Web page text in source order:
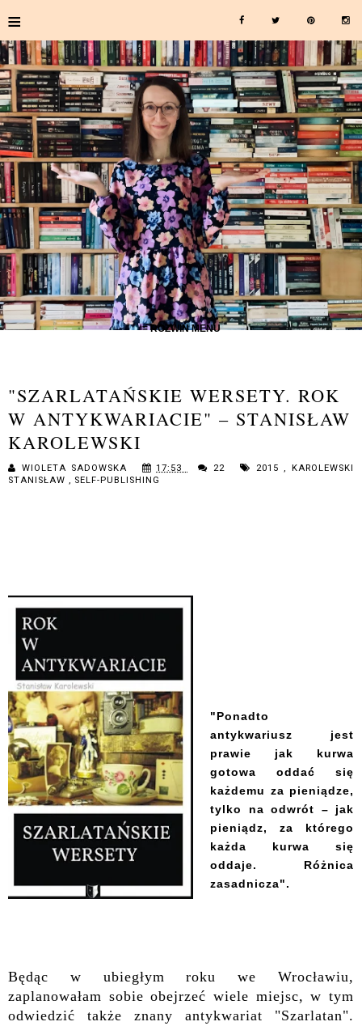
≡
≡ ROZWIŃ MENU
"SZARLATAŃSKIE WERSETY. ROK
W ANTYKWARIACIE" – STANISŁAW
KAROLEWSKI
WIOLETA SADOWSKA 17:53 22 2015,
KAROLEWSKI
STANISŁAW , SELF-PUBLISHING
"Ponadto
antykwariusz jest
prawie jak kurwa
gotowa oddać się
każdemu za pieniądze,
tylko na odwrót – jak
pieniądz, za którego
każda kurwa się
oddaje. Różnica
zasadnicza".
Będąc w ubiegłym roku we Wrocławiu,
zaplanowałam sobie obejrzeć wiele miejsc, w tym
odwiedzić także znany antykwariat "Szarlatan".